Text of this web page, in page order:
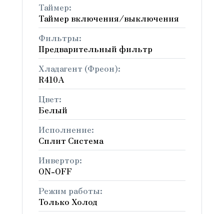
Таймер:
Таймер включения/выключения
Фильтры:
Предварительный фильтр
Хладагент (Фреон):
R410A
Цвет:
Белый
Исполнение:
Сплит Система
Инвертор:
ON-OFF
Режим работы:
Только Холод